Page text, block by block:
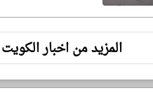
المزيد من اخبار الكويت